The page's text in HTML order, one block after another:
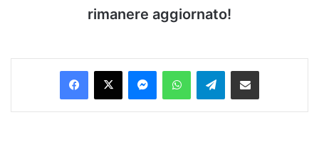
rimanere aggiornato!
Facebook
X MessengerWhatsAppTelegramCondividi via Email